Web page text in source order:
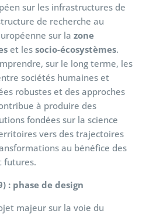
sur les infrastructures de
de recherche au
sur lazone
et lessocio-écosystèmes.
sur le long terme, les
sociétés humaines et
robustes et des approches
à produire des
fondées sur la science
vers des trajectoires
au bénéfice des
futures.
: phase de design
majeur sur la voie du